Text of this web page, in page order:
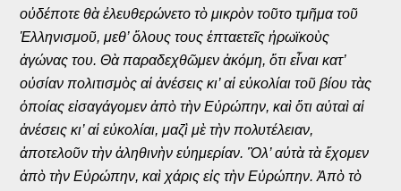
οὐδέποτε θὰ ἐλευθερώνετο τὸ μικρὸν τοῦτο τμῆμα τοῦ
Ἑλληνισμοῦ, μεθ’ ὅλους τους ἑπταετεῖς ἠρωϊκοὺς
ἀγώνας του. Θὰ παραδεχθῶμεν ἀκόμη, ὅτι εἶναι κατ’
οὐσίαν πολιτισμὸς αἱ ἀνέσεις κι’ αἱ εὐκολίαι τοῦ βίου τὰς
ὁποίας εἰσαγάγομεν ἀπὸ τὴν Εὐρώπην, καὶ ὅτι αὐταὶ αἱ
ἀνέσεις κι’ αἱ εὐκολίαι, μαζὶ μὲ τὴν πολυτέλειαν,
ἀποτελοῦν τὴν ἀληθινὴν εὐημερίαν. Ὂλ’ αὐτὰ τὰ ἔχομεν
ἀπὸ τὴν Εὐρώπην, καὶ χάρις εἰς τὴν Εὐρώπην. Ἀπὸ τὸ